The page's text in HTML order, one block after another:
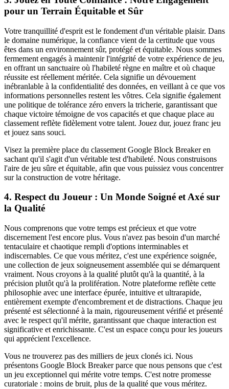
pour un Terrain Équitable et Sûr
Votre tranquillité d'esprit est le fondement d'un véritable plaisir. Dans
le domaine numérique, la confiance vient de la certitude que vous
êtes dans un environnement sûr, protégé et équitable. Nous sommes
fermement engagés à maintenir l'intégrité de votre expérience de jeu,
en offrant un sanctuaire où l'habileté règne en maître et où chaque
réussite est réellement méritée. Cela signifie un dévouement
inébranlable à la confidentialité des données, en veillant à ce que vos
informations personnelles restent les vôtres. Cela signifie également
une politique de tolérance zéro envers la tricherie, garantissant que
chaque victoire témoigne de vos capacités et que chaque place au
classement reflète fidèlement votre talent. Jouez dur, jouez franc jeu
et jouez sans souci.
Visez la première place du classement Google Block Breaker en
sachant qu'il s'agit d'un véritable test d'habileté. Nous construisons
l'aire de jeu sûre et équitable, afin que vous puissiez vous concentrer
sur la construction de votre héritage.
4. Respect du Joueur : Un Monde Soigné et Axé sur
la Qualité
Nous comprenons que votre temps est précieux et que votre
discernement l'est encore plus. Vous n'avez pas besoin d'un marché
tentaculaire et chaotique rempli d'options interminables et
indiscernables. Ce que vous méritez, c'est une expérience soignée,
une collection de jeux soigneusement assemblée qui se démarquent
vraiment. Nous croyons à la qualité plutôt qu'à la quantité, à la
précision plutôt qu'à la prolifération. Notre plateforme reflète cette
philosophie avec une interface épurée, intuitive et ultrarapide,
entièrement exempte d'encombrement et de distractions. Chaque jeu
présenté est sélectionné à la main, rigoureusement vérifié et présenté
avec le respect qu'il mérite, garantissant que chaque interaction est
significative et enrichissante. C'est un espace conçu pour les joueurs
qui apprécient l'excellence.
Vous ne trouverez pas des milliers de jeux clonés ici. Nous
présentons Google Block Breaker parce que nous pensons que c'est
un jeu exceptionnel qui mérite votre temps. C'est notre promesse
curatoriale : moins de bruit, plus de la qualité que vous méritez.